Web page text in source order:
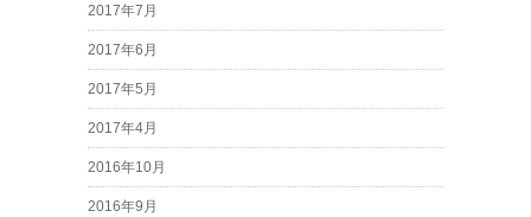
2017年7月
2017年6月
2017年5月
2017年4月
2016年10月
2016年9月